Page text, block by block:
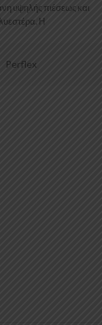
υψηλής πιέσεως και
Η
Perflex